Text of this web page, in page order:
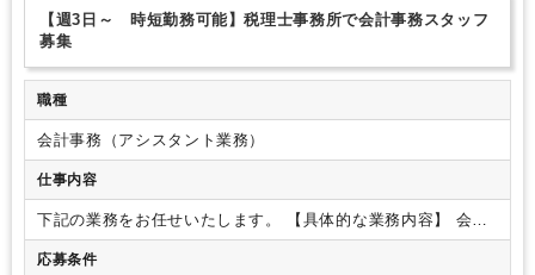
勤務終了時間の相談OK 朝遅め 定時早め
1日5時間以内でもOK
残業なし 駅から徒歩5分以内 オフィスカジュアルOK
ルーティンワークがメイン
業界知識・専門用語等のOJT 土日祝休み 完全週休2日制
EXCELのスキルが活かせる 弥生会計
【週3日～ 時短勤務可能】税理士事務所で会計事務スタッフ
募集
職種
会計事務（アシスタント業務）
仕事内容
下記の業務をお任せいたします。 【具体的な業務内容】
会計
入力業務給与計算補助業務簡単な資料作成事務所の事務作業
その他付随する作業
応募条件